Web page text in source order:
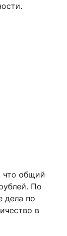
что общий
По
дела по
в